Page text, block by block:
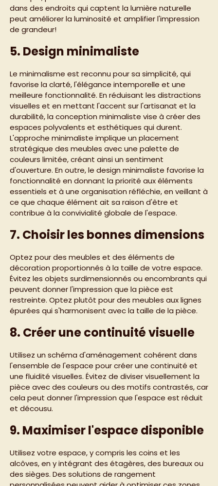
dans des endroits qui captent la lumière naturelle
peut améliorer la luminosité et amplifier l'impression
de grandeur!
5. Design minimaliste
Le minimalisme est reconnu pour sa simplicité, qui
favorise la clarté, l'élégance intemporelle et une
meilleure fonctionnalité. En réduisant les distractions
visuelles et en mettant l'accent sur l'artisanat et la
durabilité, la conception minimaliste vise à créer des
espaces polyvalents et esthétiques qui durent.
L'approche minimaliste implique un placement
stratégique des meubles avec une palette de
couleurs limitée, créant ainsi un sentiment
d'ouverture. En outre, le design minimaliste favorise la
fonctionnalité en donnant la priorité aux éléments
essentiels et à une organisation réfléchie, en veillant à
ce que chaque élément ait sa raison d'être et
contribue à la convivialité globale de l'espace.
7. Choisir les bonnes dimensions
Optez pour des meubles et des éléments de
décoration proportionnés à la taille de votre espace.
Évitez les objets surdimensionnés ou encombrants qui
peuvent donner l'impression que la pièce est
restreinte. Optez plutôt pour des meubles aux lignes
épurées qui s'harmonisent avec la taille de la pièce.
8. Créer une continuité visuelle
Utilisez un schéma d'aménagement cohérent dans
l'ensemble de l'espace pour créer une continuité et
une fluidité visuelles. Évitez de diviser visuellement la
pièce avec des couleurs ou des motifs contrastés, car
cela peut donner l'impression que l'espace est réduit
et décousu.
9. Maximiser l'espace disponible
Utilisez votre espace, y compris les coins et les
alcôves, en y intégrant des étagères, des bureaux ou
des sièges. Des solutions de rangement